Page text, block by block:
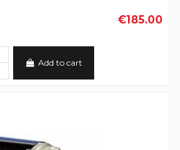
€185.00
Add to cart